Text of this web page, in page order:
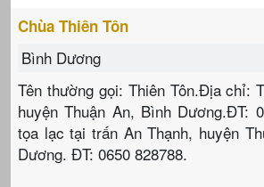
Chùa Thiên Tôn
Bình Dương
Tên thường gọi: Thiên Tôn.Địa chỉ:
huyện Thuận An, Bình Dương.ĐT:
tọa lạc tại trấn An Thạnh, huyện
Dương. ĐT: 0650 828788.